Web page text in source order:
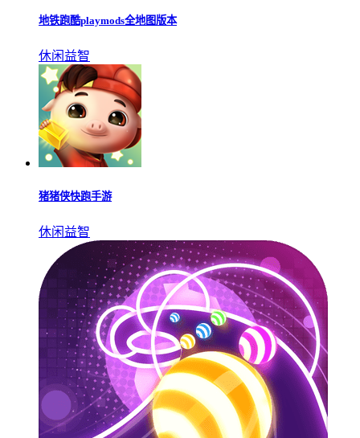
地铁跑酷playmods全地图版本
休闲益智
猪猪侠快跑手游
休闲益智